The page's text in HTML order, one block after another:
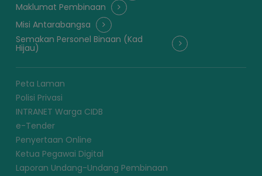
Maklumat Pembinaan
Misi Antarabangsa
Semakan Personel Binaan (Kad
Hijau)
Peta Laman
Polisi Privasi
INTRANET Warga CIDB
e-Tender
Penyertaan Online
Ketua Pegawai Digital
Laporan Undang-Undang Pembinaan